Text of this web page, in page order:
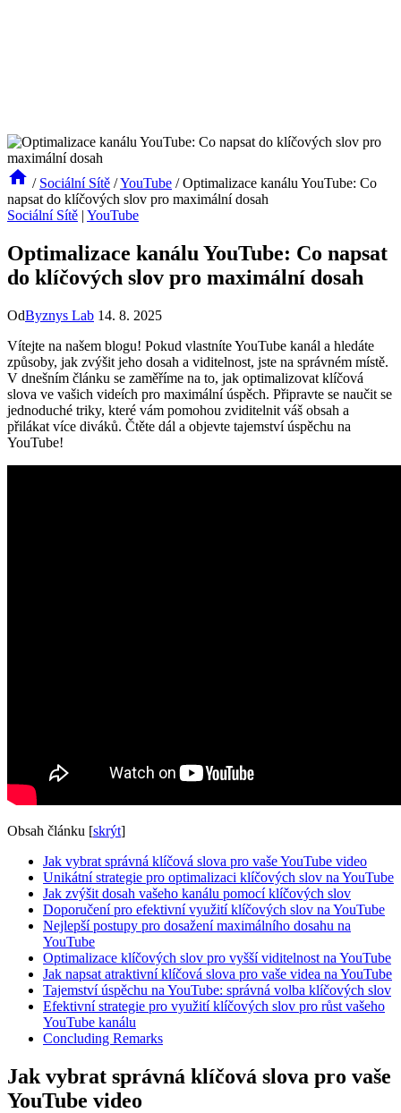
/ Sociální Sítě /YouTube / Optimalizace kanálu YouTube: Co
napsat do klíčových slov pro maximální dosah
Sociální Sítě | YouTube
Optimalizace kanálu YouTube: Co napsat
do klíčových slov pro maximální dosah
OdByznys Lab 14. 8. 2025
Vítejte na našem blogu! Pokud vlastníte YouTube kanál a hledáte
způsoby, jak zvýšit jeho dosah a viditelnost, jste na správném místě.
V dnešním článku se zaměříme na to, jak optimalizovat klíčová
slova ve vašich videích pro maximální úspěch. Připravte se naučit se
jednoduché triky, které vám pomohou zviditelnit váš obsah a
přilákat více diváků. Čtěte dál a objevte tajemství úspěchu na
YouTube!
Obsah článku [skrýt]
Jak vybrat správná klíčová slova pro vaše YouTube video
Unikátní strategie pro optimalizaci klíčových slov na YouTube
Jak zvýšit dosah vašeho kanálu pomocí klíčových slov
Doporučení pro efektivní využití klíčových slov na YouTube
Nejlepší postupy pro dosažení maximálního dosahu na
YouTube
Optimalizace klíčových slov pro vyšší viditelnost na YouTube
Jak napsat atraktivní klíčová slova pro vaše videa na YouTube
Tajemství úspěchu na YouTube: správná volba klíčových slov
Efektivní strategie pro využití klíčových slov pro růst vašeho
YouTube kanálu
Concluding Remarks
Jak vybrat správná klíčová slova pro vaše
YouTube video